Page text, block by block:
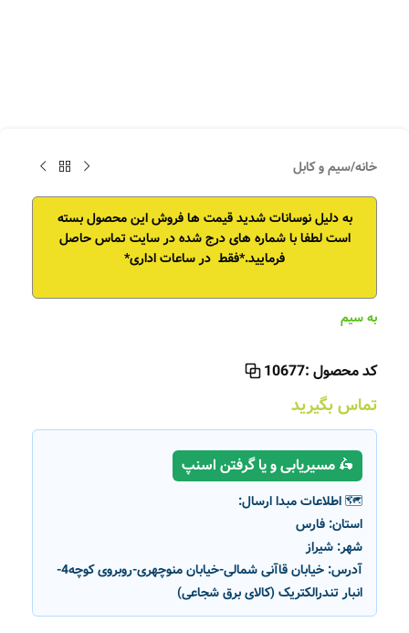
خانه/سیم و کابل
به دلیل نوسانات شدید قیمت ها فروش این محصول بسته
است لطفا با شماره های درج شده در سایت تماس حاصل
فرمایید.*فقط در ساعات اداری*
به سیم
کد محصول :10677
تماس بگیرید
🛵 مسیریابی و یا گرفتن اسنپ
🗺️ اطلاعات مبدا ارسال:
استان: فارس
شهر: شیراز
آدرس:
خیابان قاآنی شمالی-خیابان منوچهری-روبروی کوچه4-
انبار تندرالکتریک (کالای برق شجاعی)